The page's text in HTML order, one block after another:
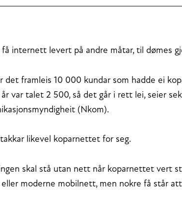
internett levert på andre måtar, til dømes
det framleis 10 000 kundar som hadde ei
var talet 2 500, så det går i rett lei, seier
(Nkom).
likevel koparnettet for seg.
skal stå utan nett når koparnettet vert
moderne mobilnett, men nokre få står